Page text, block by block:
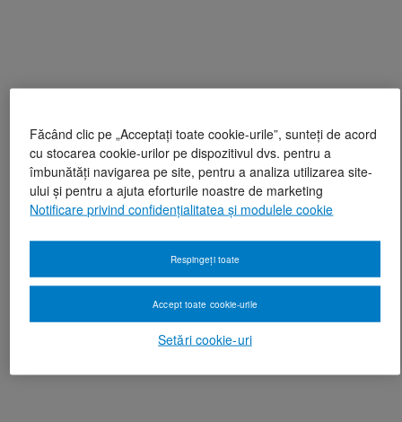
Făcând clic pe „Acceptați toate cookie-urile”, sunteți de acord
cu stocarea cookie-urilor pe dispozitivul dvs. pentru a
îmbunătăți navigarea pe site, pentru a analiza utilizarea site-
ului și pentru a ajuta eforturile noastre de marketing
Notificare privind confidențialitatea și modulele cookie
Setări cookie-uri
Respingeți toate
Accept toate cookie-urile